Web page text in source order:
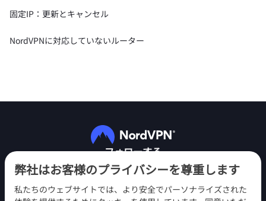
弊社はお客様のプライバシーを尊重します
私たちのウェブサイトでは、より安全でパーソナライズされた
固定IP：更新とキャンセル
NordVPNに対応していないルーター
フォローする